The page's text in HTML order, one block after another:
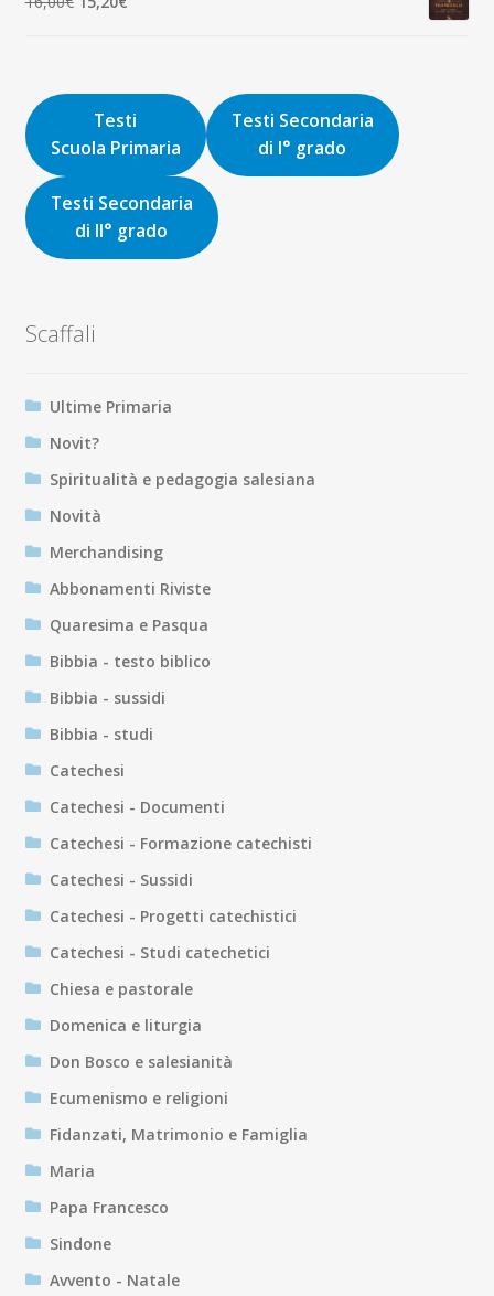
9,00€.8,55€.
16,00€.15,20€.
Testi
Scuola Primaria
Testi Secondaria
di I° grado
Testi Secondaria
di II° grado
Scaffali
Ultime Primaria
Novit?
Spiritualità e pedagogia salesiana
Novità
Merchandising
Abbonamenti Riviste
Quaresima e Pasqua
Bibbia - testo biblico
Bibbia - sussidi
Bibbia - studi
Catechesi
Catechesi - Documenti
Catechesi - Formazione catechisti
Catechesi - Sussidi
Catechesi - Progetti catechistici
Catechesi - Studi catechetici
Chiesa e pastorale
Domenica e liturgia
Don Bosco e salesianità
Ecumenismo e religioni
Fidanzati, Matrimonio e Famiglia
Maria
Papa Francesco
Sindone
Avvento - Natale